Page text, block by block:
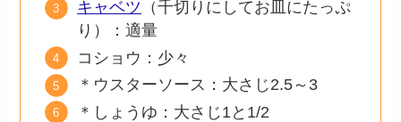
キャベツ
（千切りにしてお皿にたっぷ
り）：適量
コショウ：少々
＊ウスターソース：大さじ2.5～3
＊しょうゆ：大さじ1と1/2